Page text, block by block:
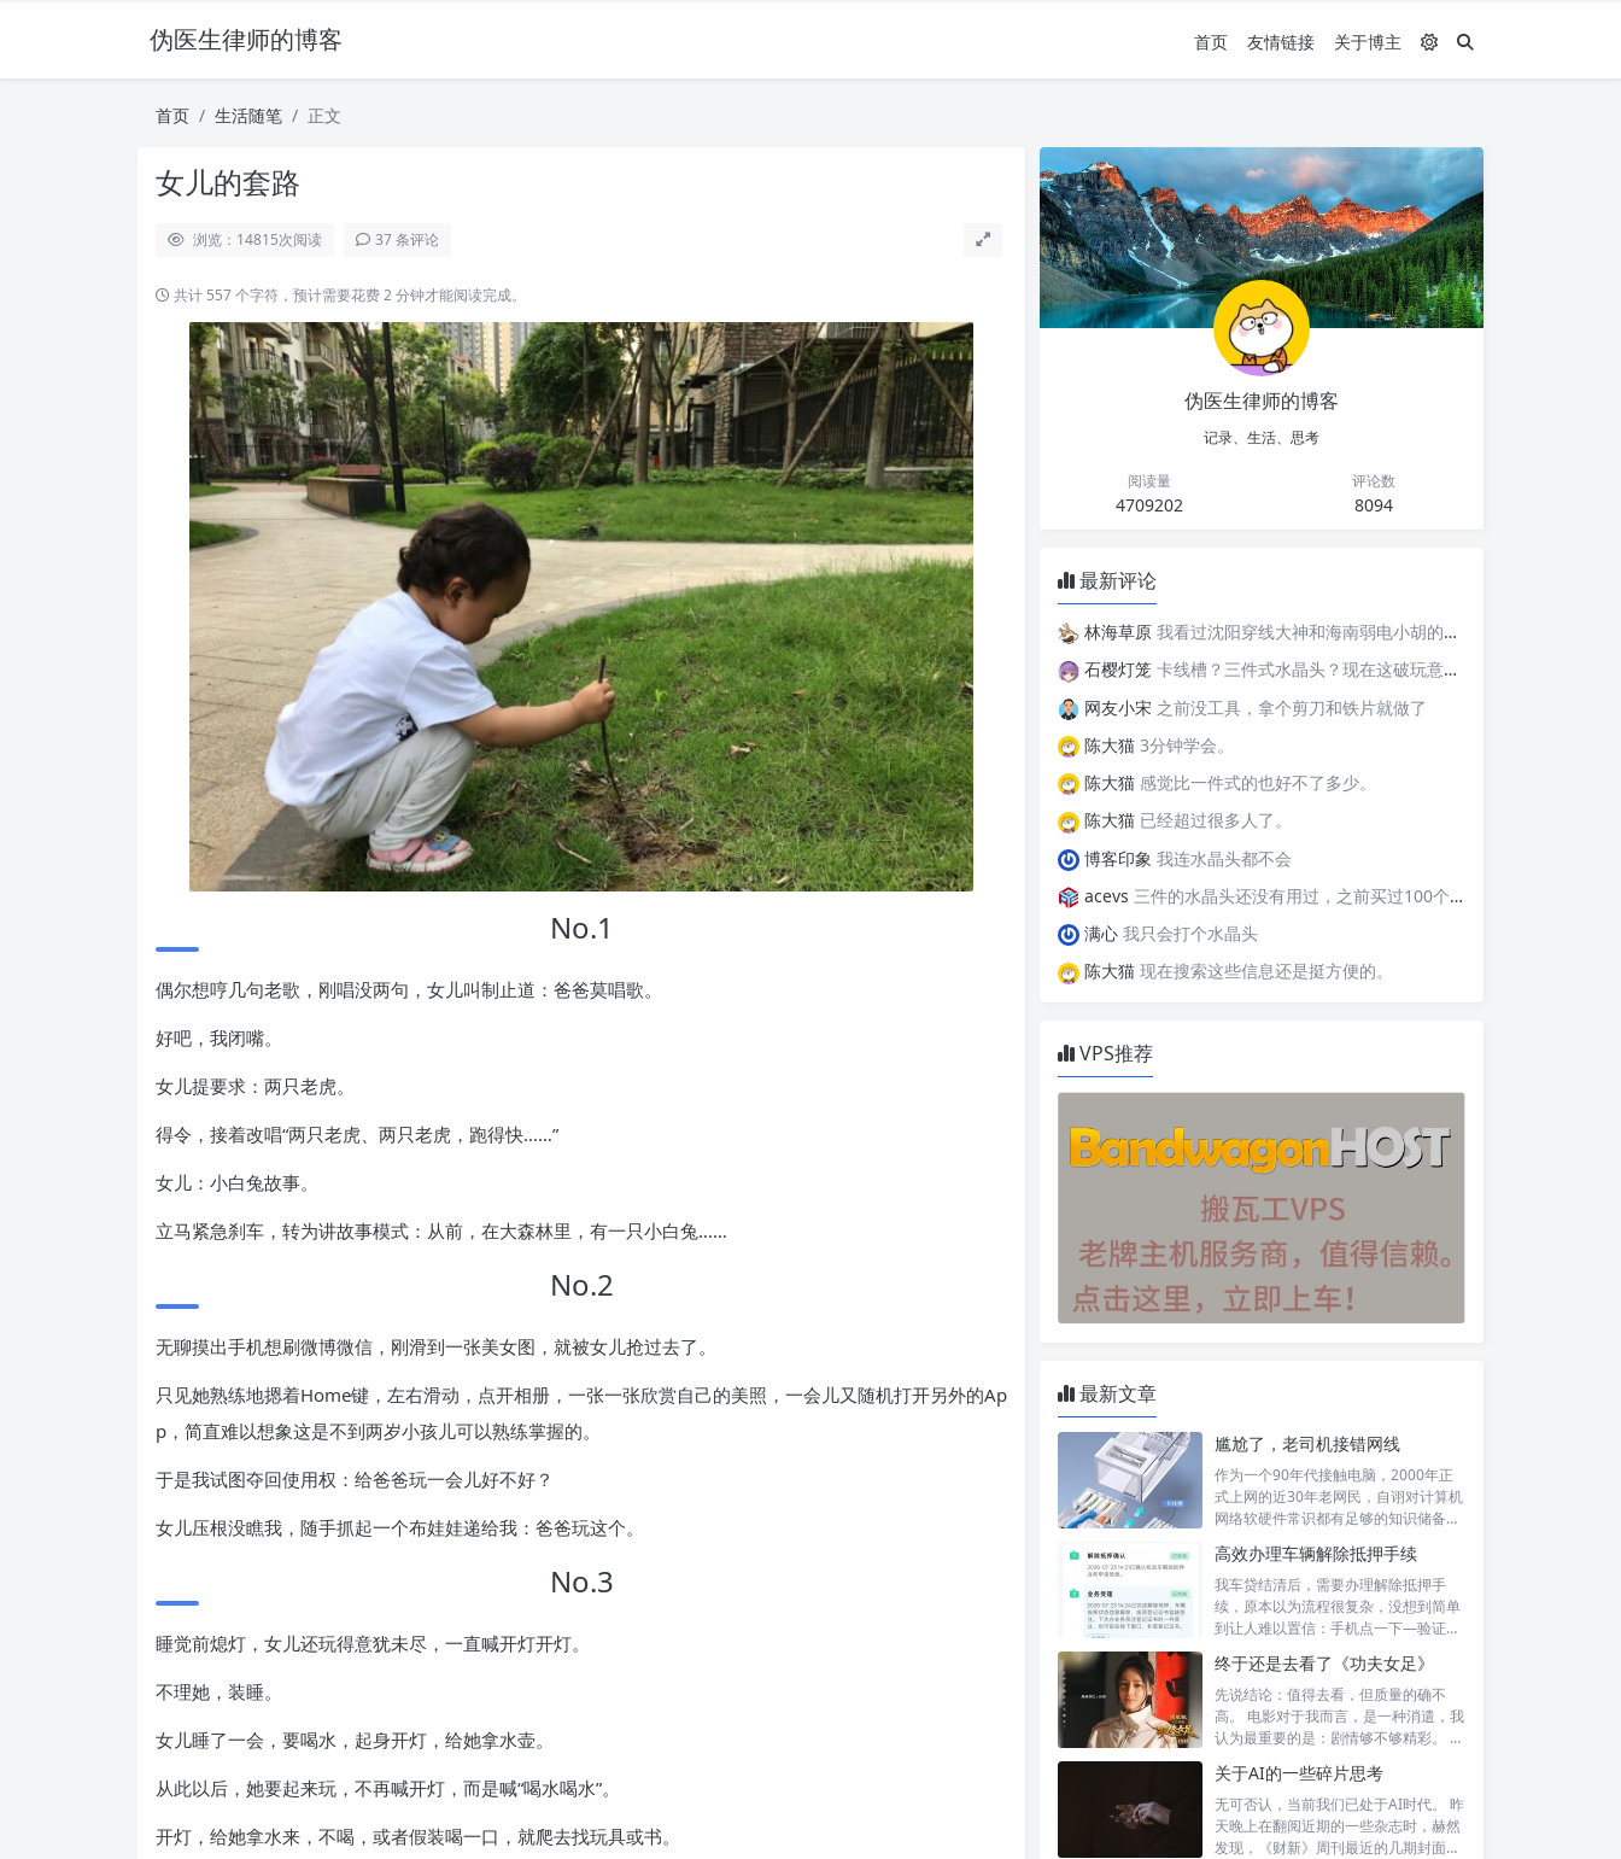
伪医生律师的博客 首页 友情链接 关于博主
首页 生活随笔 正文
女儿的套路
浏览：14815次阅读 37 条评论
共计 557 个字符，预计需要花费 2 分钟才能阅读完成。
No.1
偶尔想哼几句老歌，刚唱没两句，女儿叫制止道：爸爸莫唱歌。
好吧，我闭嘴。
女儿提要求：两只老虎。
得令，接着改唱“两只老虎、两只老虎，跑得快……”
女儿：小白兔故事。
立马紧急刹车，转为讲故事模式：从前，在大森林里，有一只小白兔……
No.2
无聊摸出手机想刷微博微信，刚滑到一张美女图，就被女儿抢过去了。
只见她熟练地摁着Home键，左右滑动，点开相册，一张一张欣赏自己的美照，一会儿又随机打开另外的Ap
p，简直难以想象这是不到两岁小孩儿可以熟练掌握的。
于是我试图夺回使用权：给爸爸玩一会儿好不好？
女儿压根没瞧我，随手抓起一个布娃娃递给我：爸爸玩这个。
No.3
睡觉前熄灯，女儿还玩得意犹未尽，一直喊开灯开灯。
不理她，装睡。
女儿睡了一会，要喝水，起身开灯，给她拿水壶。
从此以后，她要起来玩，不再喊开灯，而是喊“喝水喝水”。
开灯，给她拿水来，不喝，或者假装喝一口，就爬去找玩具或书。
伪医生律师的博客
记录、生活、思考
阅读量
4709202
评论数
8094
最新评论
林海草原 我看过沈阳穿线大神和海南弱电小胡的视频，他们做这些的熟练程度，是不是也是建立在这些翻车之上的....
石樱灯笼 卡线槽？三件式水晶头？现在这破玩意变得这么复杂了？
网友小宋 之前没工具，拿个剪刀和铁片就做了
陈大猫 3分钟学会。
陈大猫 感觉比一件式的也好不了多少。
陈大猫 已经超过很多人了。
博客印象 我连水晶头都不会
acevs 三件的水晶头还没有用过，之前买过100个水晶头还没有 用完。
满心 我只会打个水晶头
陈大猫 现在搜索这些信息还是挺方便的。
VPS推荐
最新文章
尴尬了，老司机接错网线
作为一个90年代接触电脑，2000年正
式上网的近30年老网民，自诩对计算机
网络软硬件常识都有足够的知识储备，
高效办理车辆解除抵押手续
我车贷结清后，需要办理解除抵押手
续，原本以为流程很复杂，没想到简单
到让人难以置信：手机点一下—验证头
终于还是去看了《功夫女足》
先说结论：值得去看，但质量的确不
高。 电影对于我而言，是一种消遣，我
认为最重要的是：剧情够不够精彩。 比
关于AI的一些碎片思考
无可否认，当前我们已处于AI时代。 昨
天晚上在翻阅近期的一些杂志时，赫然
发现，《财新》周刊最近的几期封面报